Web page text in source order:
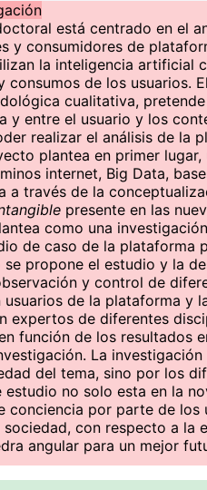
está centrado en el
y consumidores de
la inteligencia artificial
de los usuarios.
cualitativa,
y entre el usuario y los
realizar el análisis de la
plantea en primer
internet, Big Data,
a través de la
presente en las
como una
de caso de la plataforma
propone el estudio y la
y control de
de la plataforma y
expertos de diferentes
función de los resultados
La investigación
del tema, sino por los
no solo esta en la
conciencia por parte de los
con respecto a la
angular para un mejor